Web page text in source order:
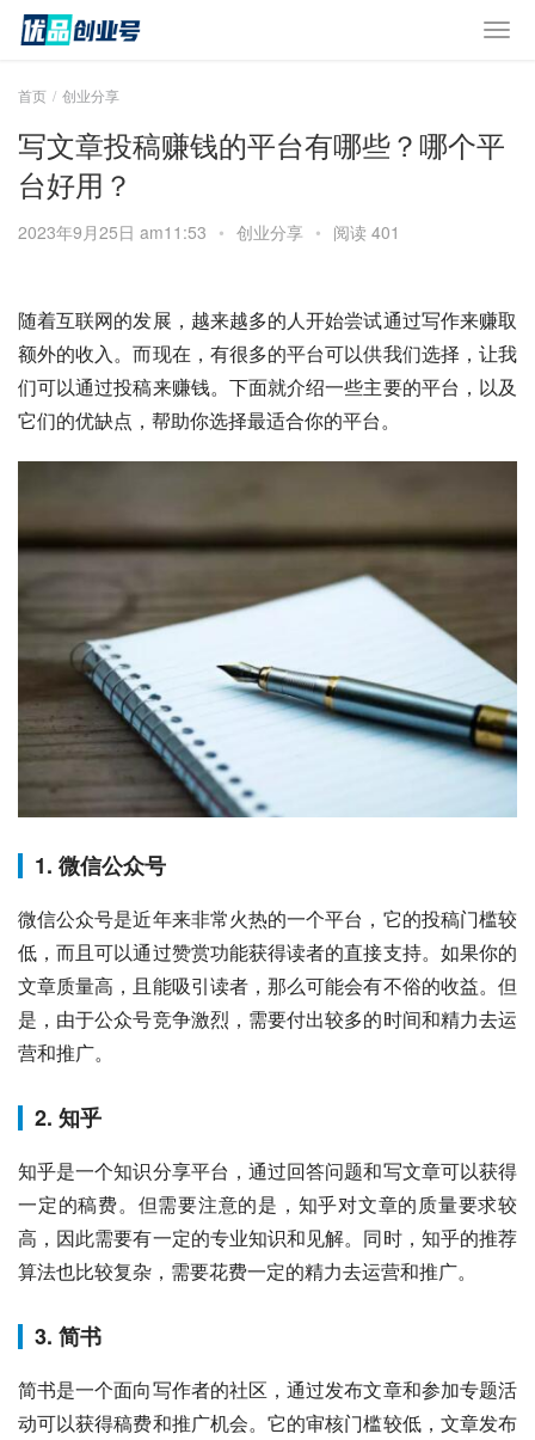
首页 创业分享
写文章投稿赚钱的平台有哪些？哪个平
台好用？
2023年9月25日 am11:53 • 创业分享 • 阅读 401
随着互联网的发展，越来越多的人开始尝试通过写作来赚取
额外的收入。而现在，有很多的平台可以供我们选择，让我
们可以通过投稿来赚钱。下面就介绍一些主要的平台，以及
它们的优缺点，帮助你选择最适合你的平台。
1. 微信公众号
微信公众号是近年来非常火热的一个平台，它的投稿门槛较
低，而且可以通过赞赏功能获得读者的直接支持。如果你的
文章质量高，且能吸引读者，那么可能会有不俗的收益。但
是，由于公众号竞争激烈，需要付出较多的时间和精力去运
营和推广。
2. 知乎
知乎是一个知识分享平台，通过回答问题和写文章可以获得
一定的稿费。但需要注意的是，知乎对文章的质量要求较
高，因此需要有一定的专业知识和见解。同时，知乎的推荐
算法也比较复杂，需要花费一定的精力去运营和推广。
3. 简书
简书是一个面向写作者的社区，通过发布文章和参加专题活
动可以获得稿费和推广机会。它的审核门槛较低，文章发布